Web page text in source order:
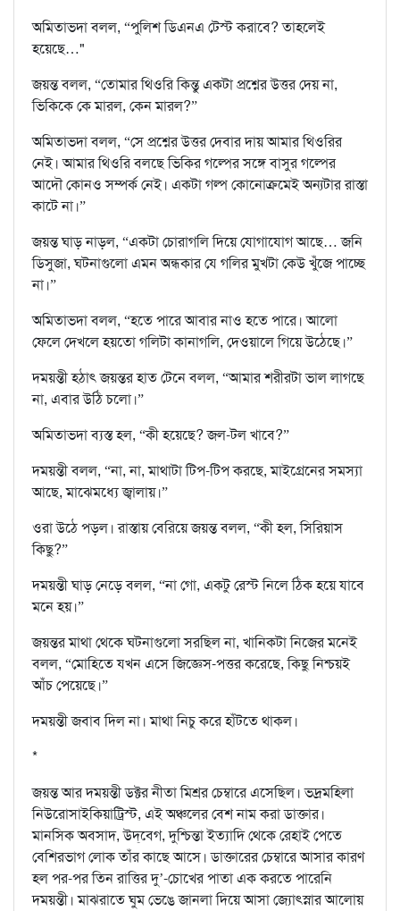
অমিতাভদা বলল, “পুলিশ ডিএনএ টেস্ট করাবে? তাহলেই
হয়েছে…"
জয়ন্ত বলল, “তোমার থিওরি কিন্তু একটা প্রশ্নের উত্তর দেয় না,
ভিকিকে কে মারল, কেন মারল?”
অমিতাভদা বলল, “সে প্রশ্নের উত্তর দেবার দায় আমার থিওরির
নেই। আমার থিওরি বলছে ভিকির গল্পের সঙ্গে বাসুর গল্পের
আদৌ কোনও সম্পর্ক নেই। একটা গল্প কোনোক্রমেই অন্যটার রাস্তা
কাটে না।”
জয়ন্ত ঘাড় নাড়ল, “একটা চোরাগলি দিয়ে যোগাযোগ আছে… জনি
ডিসুজা, ঘটনাগুলো এমন অন্ধকার যে গলির মুখটা কেউ খুঁজে পাচ্ছে
না।”
অমিতাভদা বলল, “হতে পারে আবার নাও হতে পারে। আলো
ফেলে দেখলে হয়তো গলিটা কানাগলি, দেওয়ালে গিয়ে উঠেছে।”
দময়ন্তী হঠাৎ জয়ন্তর হাত টেনে বলল, “আমার শরীরটা ভাল লাগছে
না, এবার উঠি চলো।”
অমিতাভদা ব্যস্ত হল, “কী হয়েছে? জল-টল খাবে?”
দময়ন্তী বলল, “না, না, মাথাটা টিপ-টিপ করছে, মাইগ্রেনের সমস্যা
আছে, মাঝেমধ্যে জ্বালায়।”
ওরা উঠে পড়ল। রাস্তায় বেরিয়ে জয়ন্ত বলল, “কী হল, সিরিয়াস
কিছু?”
দময়ন্তী ঘাড় নেড়ে বলল, “না গো, একটু রেস্ট নিলে ঠিক হয়ে যাবে
মনে হয়।”
জয়ন্তর মাথা থেকে ঘটনাগুলো সরছিল না, খানিকটা নিজের মনেই
বলল, “মোহিতে যখন এসে জিজ্ঞেস-পত্তর করেছে, কিছু নিশ্চয়ই
আঁচ পেয়েছে।”
দময়ন্তী জবাব দিল না। মাথা নিচু করে হাঁটতে থাকল।
*
জয়ন্ত আর দময়ন্তী ডক্টর নীতা মিশ্রর চেম্বারে এসেছিল। ভদ্রমহিলা
নিউরোসাইকিয়াট্রিস্ট, এই অঞ্চলের বেশ নাম করা ডাক্তার।
মানসিক অবসাদ, উদ্‌বেগ, দুশ্চিন্তা ইত্যাদি থেকে রেহাই পেতে
বেশিরভাগ লোক তাঁর কাছে আসে। ডাক্তারের চেম্বারে আসার কারণ
হল পর-পর তিন রাত্তির দু’-চোখের পাতা এক করতে পারেনি
দময়ন্তী। মাঝরাতে ঘুম ভেঙে জানলা দিয়ে আসা জ্যোৎস্নার আলোয়